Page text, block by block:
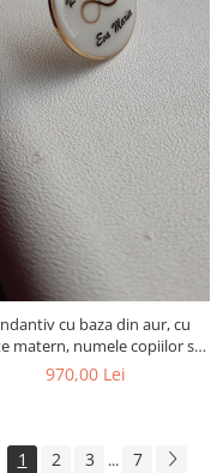
cu baza din aur, cu
matern, numele copiilor si
infinit din suvita de par
970,00 Lei
1 2 3 ... 7